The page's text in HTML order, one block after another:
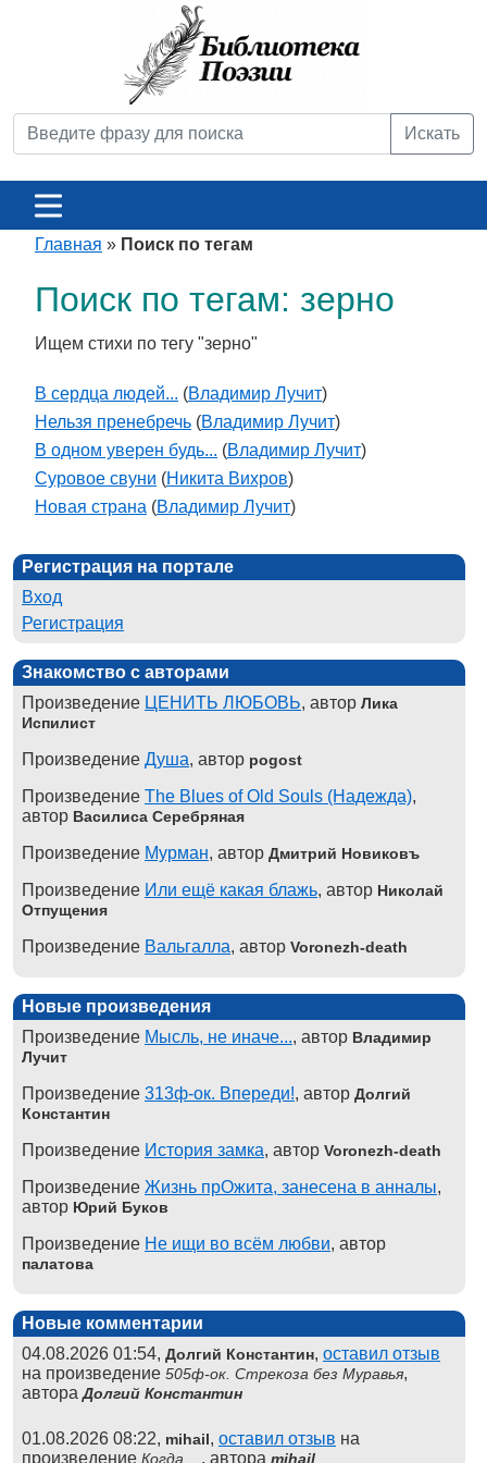
Искать
Главная » Поиск по тегам
Поиск по тегам: зерно
Ищем стихи по тегу "зерно"
В сердца людей... (Владимир Лучит)
Нельзя пренебречь (Владимир Лучит)
В одном уверен будь... (Владимир Лучит)
Суровое свуни (Никита Вихров)
Новая страна (Владимир Лучит)
Регистрация на портале
Вход
Регистрация
Знакомство с авторами
Произведение ЦЕНИТЬ ЛЮБОВЬ, автор Лика
Испилист
Произведение Душа, автор pogost
Произведение The Blues of Old Souls (Надежда),
автор Василиса Серебряная
Произведение Мурман, автор Дмитрий Новиковъ
Произведение Или ещё какая блажь, автор Николай
Отпущения
Произведение Вальгалла, автор Voronezh-death
Новые произведения
Произведение Мысль, не иначе..., автор Владимир
Лучит
Произведение 313ф-ок. Впереди!, автор Долгий
Константин
Произведение История замка, автор Voronezh-death
Произведение Жизнь прОжита, занесена в анналы,
автор Юрий Буков
Произведение Не ищи во всём любви, автор
палатова
Новые комментарии
04.08.2026 01:54, Долгий Константин, оставил отзыв
на произведение 505ф-ок. Стрекоза без Муравья,
автораДолгий Константин
01.08.2026 08:22, mihail, оставил отзыв на
произведение Когда ... , автора mihail